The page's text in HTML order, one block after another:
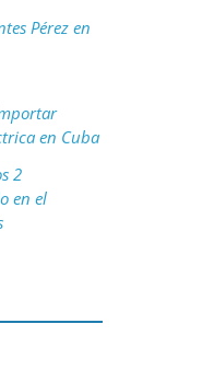
Pérez en
en Cuba
2
en el